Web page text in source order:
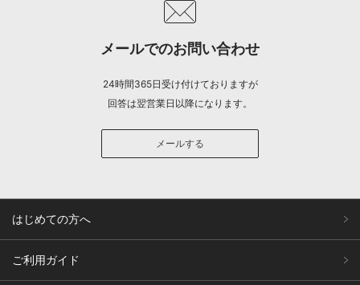
メールでのお問い合わせ
24時間365日受け付けておりますが
回答は翌営業日以降になります。
メールする
はじめての方へ
ご利用ガイド